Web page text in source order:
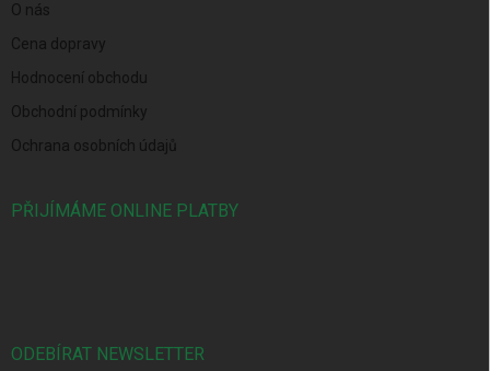
O nás
Cena dopravy
Hodnocení obchodu
Obchodní podmínky
Ochrana osobních údajů
PŘIJÍMÁME ONLINE PLATBY
ODEBÍRAT NEWSLETTER